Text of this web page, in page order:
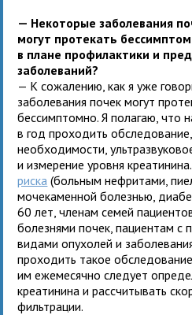
— Некоторые заболевания
могут протекать
в плане профилактики и
заболеваний?
— К сожалению, как я уже
заболевания почек могут
бессимптомно. Я полагаю, что
в год проходить
необходимости,
и измерение уровня
риска (больным нефритами,
мочекаменной болезнью,
60 лет, членам семей
болезнями почек, пациентам с
видами опухолей и
проходить такое
им ежемесячно следует
креатинина и рассчитывать
фильтрации.